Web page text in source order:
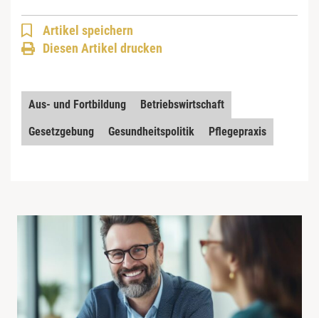
Artikel speichern
Diesen Artikel drucken
Aus- und Fortbildung
Betriebswirtschaft
Gesetzgebung
Gesundheitspolitik Pflegepraxis